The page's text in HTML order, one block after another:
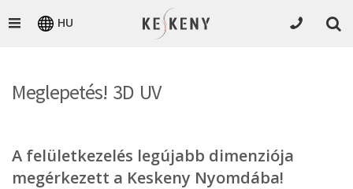
HU
Meglepetés! 3D UV
A felületkezelés legújabb dimenziója
megérkezett a Keskeny Nyomdába!